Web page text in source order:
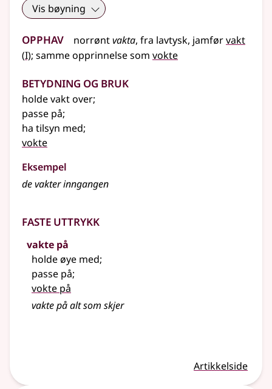
Vis bøyning
Opphav norrøntvakta, fra lavtysk, jamførvakt
(1
I); samme opprinnelse som vokte
Betydning og bruk
holde vakt over;
passe på;
ha tilsyn med;
vokte
Eksempel
de vakter inngangen
Faste uttrykk
vakte på
holde øye med;
passe på;
vokte på
vaktepå alt som skjer
Artikkelside